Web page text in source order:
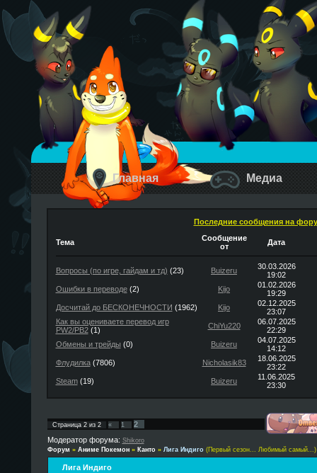
Главная Медиа
Последние сообщения на
Тема
Сообщение
от
Дата
Вопросы (по игре, гайдам и тд) (23) Buizeru
30.03.2026
19:02
Ошибки в переводе(2) Kijo
01.02.2026
19:29
Досчитай до БЕСКОНЕЧНОСТИ (1962) Kijo
02.12.2025
23:07
Как вы оцениваете перевод игр
PW2/PB2(1) ChiYu220
06.07.2025
22:29
Обмены и трейды (0) Buizeru
04.07.2025
14:12
Флудилка(7806) Nicholasik83
18.06.2025
23:22
Steam(19) Buizeru
11.06.2025
23:30
Страница 2из 2 « 1
2
Модератор форума: Shikoro
Форум » Аниме Покемон » Канто » Лига Индиго (Первый сезон... Любимый самый...)
Лига Индиго